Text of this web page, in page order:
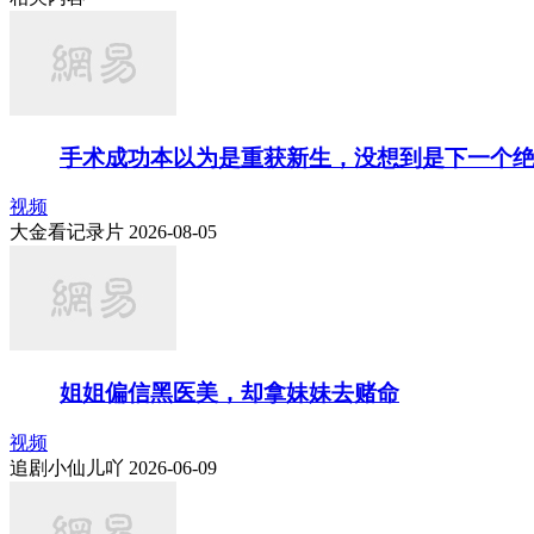
手术成功本以为是重获新生，没想到是下一个
视频
大金看记录片 2026-08-05
姐姐偏信黑医美，却拿妹妹去赌命
视频
追剧小仙儿吖 2026-06-09